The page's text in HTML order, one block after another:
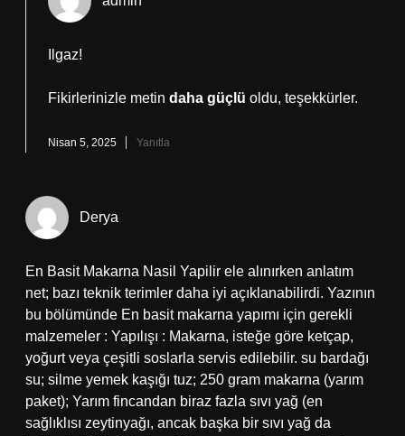
Ilgaz!
Fikirlerinizle metin daha güçlü oldu, teşekkürler.
Nisan 5, 2025 Yanıtla
Derya
En Basit Makarna Nasil Yapilir ele alınırken anlatım
net; bazı teknik terimler daha iyi açıklanabilirdi. Yazının
bu bölümünde En basit makarna yapımı için gerekli
malzemeler : Yapılışı : Makarna, isteğe göre ketçap,
yoğurt veya çeşitli soslarla servis edilebilir. su bardağı
su; silme yemek kaşığı tuz; 250 gram makarna (yarım
paket); Yarım fincandan biraz fazla sıvı yağ (en
sağlıklısı zeytinyağı, ancak başka bir sıvı yağ da